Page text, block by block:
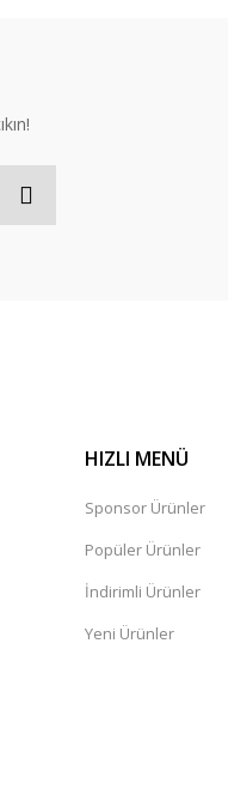
denk geldim ve
HIZLI MENÜ
Sponsor Ürünler
Popüler Ürünler
İndirimli Ürünler
Yeni Ürünler